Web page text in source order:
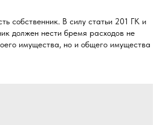
собственник. В силу статьи 201 ГК и
должен нести бремя расходов не
имущества, но и общего имущества